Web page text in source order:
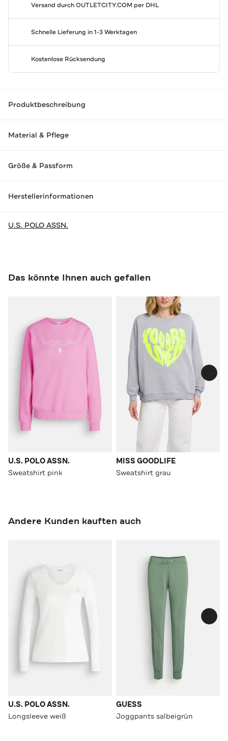
Versand durchOUTLETCITY.COM per DHL
Schnelle Lieferung in 1-3 Werktagen
Kostenlose Rücksendung
Produktbeschreibung
Material & Pflege
Größe & Passform
Herstellerinformationen
U.S. POLO ASSN.
Das könnte Ihnen auch gefallen
U.S. POLO ASSN.
Sweatshirt pink
MISS GOODLIFE
Sweatshirt grau
Andere Kunden kauften auch
U.S. POLO ASSN.
Longsleeve weiß
GUESS
Joggpants salbeigrün